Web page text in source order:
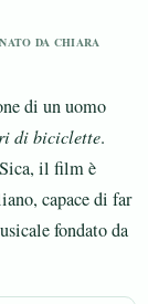
DA CHIARA
di un uomo
di biciclette.
il film è
capace di far
fondato da